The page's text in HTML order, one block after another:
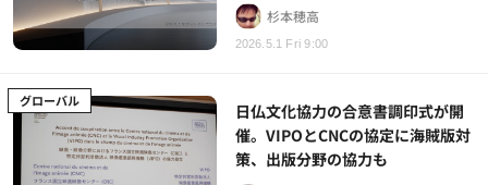
2026.5.1 Fri 9:00
杉本穂高
グローバル
日仏文化協力の合意書調印式が開
催。VIPOとCNCの協定に海賊版対
策、出版分野の協力も